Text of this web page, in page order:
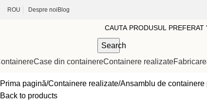
ROU Despre noi Blog
Search
Case din containereContainere realizate
Prima pagină Containere realizate Ansamblu de
Back to products